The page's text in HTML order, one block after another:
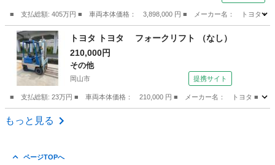
■ 支払総額: 405万円 ■ 車両本体価格： 3,898,000 円 ■ メーカー名： トヨタ ■
岡山 倉敷市 ランドクルーザー
トヨタ トヨタ フォークリフト （なし）
210,000円
その他
岡山市 提携サイト
■ 支払総額: 23万円 ■ 車両本体価格： 210,000 円 ■ メーカー名： トヨタ ■
岡山 岡山市
もっと見る
ページTOPへ